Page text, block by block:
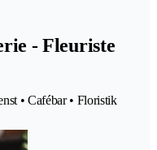
- Fleuriste
• Cafébar • Floristik